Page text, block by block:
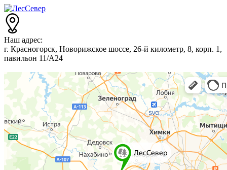
Наш адрес:
г. Красногорск, Новорижское шоссе, 26-й километр, 8, корп. 1,
павильон 11/А24